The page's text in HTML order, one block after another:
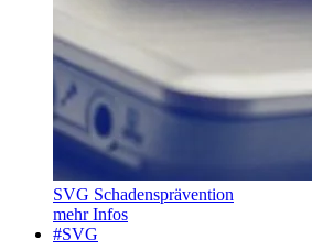
SVG Schadensprävention
mehr Infos
#SVG